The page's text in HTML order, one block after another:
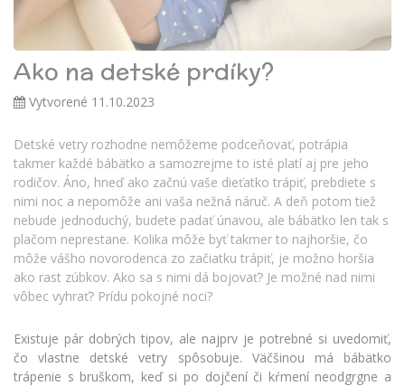
Ako na detské prdíky?
Vytvorené 11.10.2023
Detské vetry rozhodne nemôžeme podceňovať, potrápia
takmer každé bábätko a samozrejme to isté platí aj pre jeho
rodičov. Áno, hneď ako začnú vaše dieťatko trápiť, prebdiete s
nimi noc a nepomôže ani vaša nežná náruč. A deň potom tiež
nebude jednoduchý, budete padať únavou, ale bábätko len tak s
plačom neprestane. Kolika môže byť takmer to najhoršie, čo
môže vášho novorodenca zo začiatku trápiť, je možno horšia
ako rast zúbkov. Ako sa s nimi dá bojovať? Je možné nad nimi
vôbec vyhrať? Prídu pokojné noci?
Existuje pár dobrých tipov, ale najprv je potrebné si uvedomiť,
čo vlastne detské vetry spôsobuje. Väčšinou má bábätko
trápenie s bruškom, keď si po dojčení či kŕmení neodgrgne a